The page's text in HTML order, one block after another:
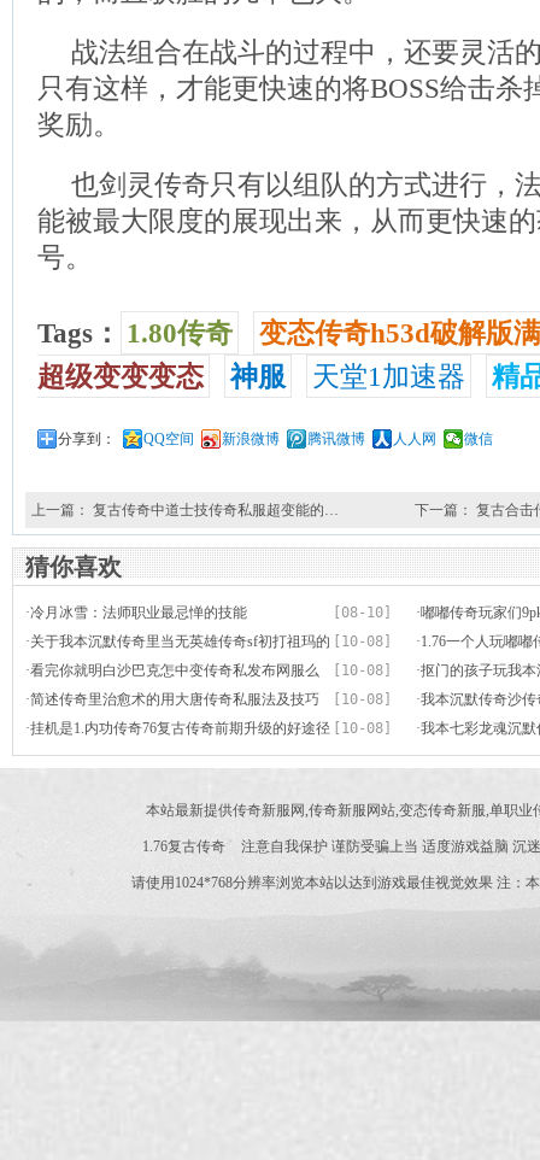
战法组合在战斗的过程中，还要灵活
只有这样，才能更快速的将BOSS给击杀
奖励。
也剑灵传奇只有以组队的方式进行，
能被最大限度的展现出来，从而更快速
号。
Tags： 1.80传奇
变态传奇h53d破解版
超级变变变态
神服 天堂1加速器 精
分享到： QQ空间 新浪微博 腾讯微博 人人网 微信
上一篇： 复古传奇中道士技传奇私服超变能的… 下一篇： 复古合击
猜你喜欢
[08-10]
·冷月冰雪：法师职业最忌惮的技能 ·嘟嘟传奇玩家们
[10-08]
·关于我本沉默传奇里当无英雄传奇sf初打祖玛的
事情
·1.76一个人玩嘟嘟
[10-08]
·看完你就明白沙巴克怎中变传奇私发布网服么
打
·抠门的孩子玩我
[10-08]
·简述传奇里治愈术的用大唐传奇私服法及技巧 ·我本沉默传奇沙
解
[10-08]
·挂机是1.内功传奇76复古传奇前期升级的好途径 ·我本七彩龙魂沉
本站最新提供传奇新服网,传奇新服网站,变态传奇新服,单职
1.76复古传奇 注意自我保护 谨防受骗上当 适度游戏益脑 沉
请使用1024*768分辨率浏览本站以达到游戏最佳视觉效果 注